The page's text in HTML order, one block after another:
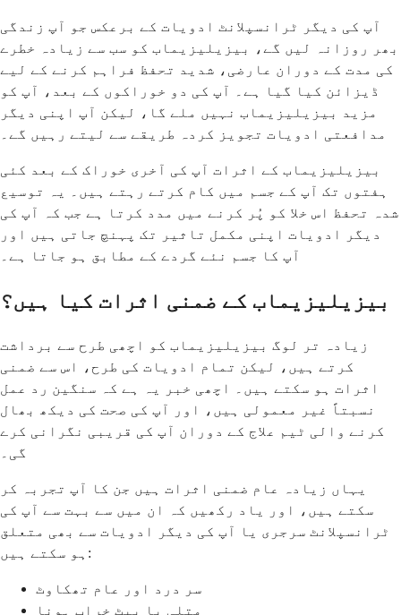
آپ کی دیگر ٹرانسپلانٹ ادویات کے برعکس جو آپ زندگی
بھر روزانہ لیں گے، بیزیلیزیماب کو سب سے زیادہ خطرے
کی مدت کے دوران عارضی، شدید تحفظ فراہم کرنے کے لیے
ڈیزائن کیا گیا ہے۔ آپ کی دو خوراکوں کے بعد، آپ کو
مزید بیزیلیزیماب نہیں ملے گا، لیکن آپ اپنی دیگر
مدافعتی ادویات تجویز کردہ طریقے سے لیتے رہیں گے۔
بیزیلیزیماب کے اثرات آپ کی آخری خوراک کے بعد کئی
ہفتوں تک آپ کے جسم میں کام کرتے رہتے ہیں۔ یہ توسیع
شدہ تحفظ اس خلا کو پُر کرنے میں مدد کرتا ہے جب کہ آپ کی
دیگر ادویات اپنی مکمل تاثیر تک پہنچ جاتی ہیں اور
آپ کا جسم نئے گردے کے مطابق ہو جاتا ہے۔
بیزیلیزیماب کے ضمنی اثرات کیا ہیں؟
زیادہ تر لوگ بیزیلیزیماب کو اچھی طرح سے برداشت
کرتے ہیں، لیکن تمام ادویات کی طرح، اس سے ضمنی
اثرات ہو سکتے ہیں۔ اچھی خبر یہ ہے کہ سنگین رد عمل
نسبتاً غیر معمولی ہیں، اور آپ کی صحت کی دیکھ بھال
کرنے والی ٹیم علاج کے دوران آپ کی قریبی نگرانی کرے
گی۔
یہاں زیادہ عام ضمنی اثرات ہیں جن کا آپ تجربہ کر
سکتے ہیں، اور یاد رکھیں کہ ان میں سے بہت سے آپ کی
ٹرانسپلانٹ سرجری یا آپ کی دیگر ادویات سے بھی متعلق
ہو سکتے ہیں:
سر درد اور عام تھکاوٹ
متلی یا پیٹ خراب ہونا